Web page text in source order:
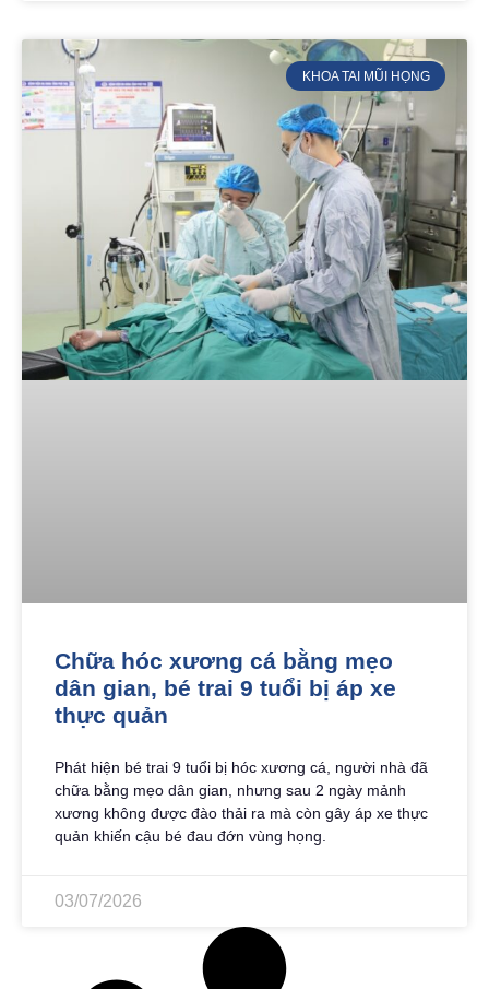
KHOA TAI MŨI HỌNG
Chữa hóc xương cá bằng mẹo
dân gian, bé trai 9 tuổi bị áp xe
thực quản
Phát hiện bé trai 9 tuổi bị hóc xương cá, người nhà đã
chữa bằng mẹo dân gian, nhưng sau 2 ngày mảnh
xương không được đào thải ra mà còn gây áp xe thực
quản khiến cậu bé đau đớn vùng họng.
03/07/2026